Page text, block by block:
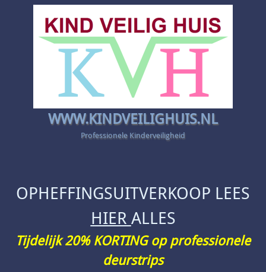
WWW.KINDVEILIGHUIS.NL
Professionele Kinderveiligheid
OPHEFFINGSUITVERKOOP LEES
HIER ALLES
Tijdelijk 20% KORTING op professionele
deurstrips